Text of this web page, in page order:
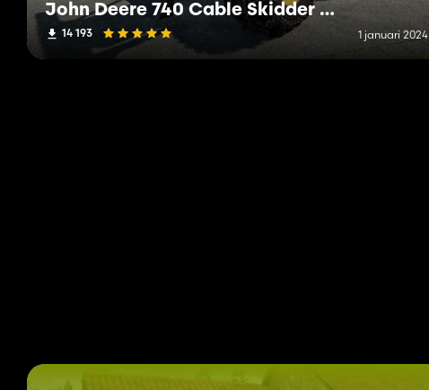
John Deere 740 Cable Skidder 4x4
14 193 1 januari 2024